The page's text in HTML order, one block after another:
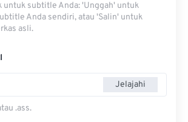
untuk subtitle Anda: 'Unggah' untuk
Anda sendiri, atau 'Salin' untuk
asli.
Jelajahi
.ass.